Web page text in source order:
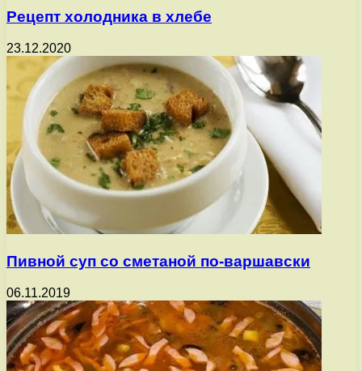
Рецепт холодника в хлебе
23.12.2020
Пивной суп со сметаной по-варшавски
06.11.2019